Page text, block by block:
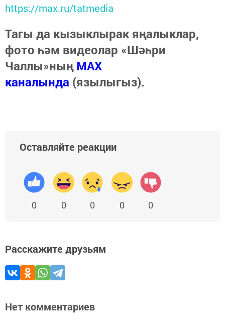
https://max.ru/tatmedia
Тагы да кызыклырак яңалыклар,
фото һәм видеолар «Шәһри
Чаллы»ныңMAX
каналында (язылыгыз).
Оставляйте реакции
0 0 0 0 0
Расскажите друзьям
Нет комментариев